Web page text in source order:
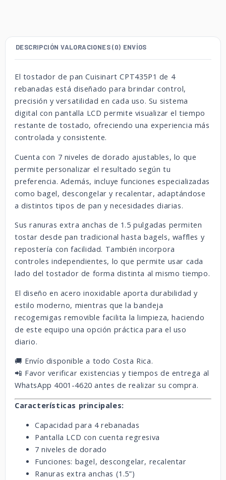
DESCRIPCIÓN VALORACIONES (0) ENVÍOS
El tostador de pan Cuisinart CPT435P1 de 4
rebanadas está diseñado para brindar control,
precisión y versatilidad en cada uso. Su sistema
digital con pantalla LCD permite visualizar el tiempo
restante de tostado, ofreciendo una experiencia más
controlada y consistente.
Cuenta con 7 niveles de dorado ajustables, lo que
permite personalizar el resultado según tu
preferencia. Además, incluye funciones especializadas
como bagel, descongelar y recalentar, adaptándose
a distintos tipos de pan y necesidades diarias.
Sus ranuras extra anchas de 1.5 pulgadas permiten
tostar desde pan tradicional hasta bagels, waffles y
repostería con facilidad. También incorpora
controles independientes, lo que permite usar cada
lado del tostador de forma distinta al mismo tiempo.
El diseño en acero inoxidable aporta durabilidad y
estilo moderno, mientras que la bandeja
recogemigas removible facilita la limpieza, haciendo
de este equipo una opción práctica para el uso
diario.
🚚 Envío disponible a todo Costa Rica.
📲 Favor verificar existencias y tiempos de entrega al
WhatsApp 4001-4620 antes de realizar su compra.
Características principales:
Capacidad para 4 rebanadas
Pantalla LCD con cuenta regresiva
7 niveles de dorado
Funciones: bagel, descongelar, recalentar
Ranuras extra anchas (1.5”)